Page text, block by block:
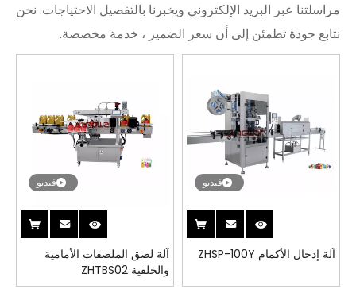
مراسلتنا عبر البريد الإلكتروني ويخبرنا بالتفصيل الاحتياجات. نحن
نتابع جودة تطمئن إلى أن سعر الضمير ، خدمة مخصصة.
فيديو
آلة إدخال الأكمام ZHSP-100Y
فيديو
آلة لصق الملصقات الأمامية
والخلفية ZHTBS02